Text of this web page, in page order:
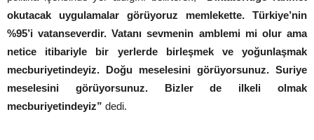
okutacak uygulamalar görüyoruz memlekette. Türkiye’nin
%95’i vatanseverdir. Vatanı sevmenin amblemi mi olur ama
netice itibariyle bir yerlerde birleşmek ve yoğunlaşmak
mecburiyetindeyiz. Doğu meselesini görüyorsunuz. Suriye
meselesini görüyorsunuz. Bizler de ilkeli olmak
mecburiyetindeyiz” dedi.